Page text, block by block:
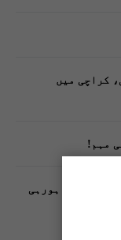
کراچی میں
مہم!
ثابت ہورہی